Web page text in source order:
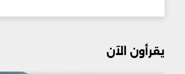
يقرأون الآن